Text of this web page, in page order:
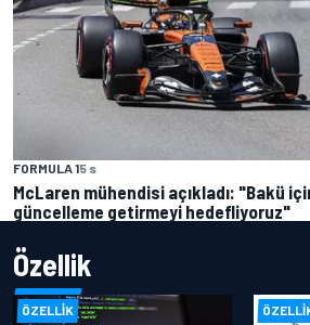
FORMULA 15 s
McLaren mühendisi açıkladı: "Bakü
güncelleme getirmeyi hedefliyoruz"
Özellik
ÖZELLIK